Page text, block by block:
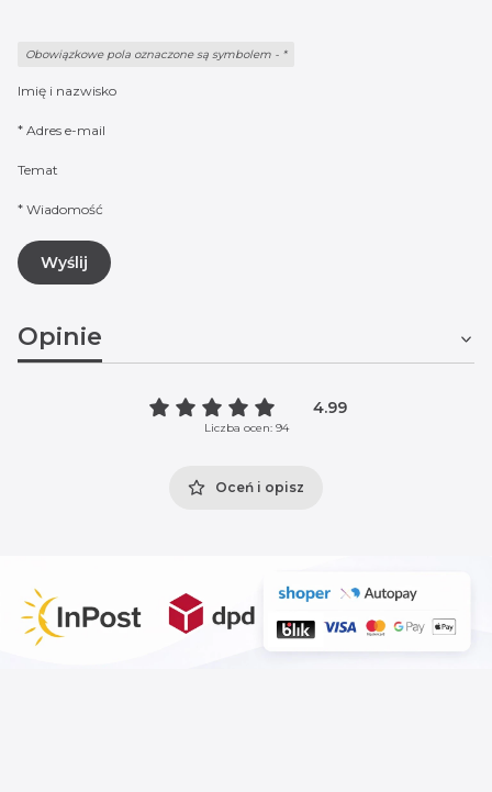
Obowiązkowe pola oznaczone są symbolem - *
Imię i nazwisko
* Adres e-mail
Temat
* Wiadomość
Wyślij
Opinie
4.99
Liczba ocen: 94
Oceń i opisz